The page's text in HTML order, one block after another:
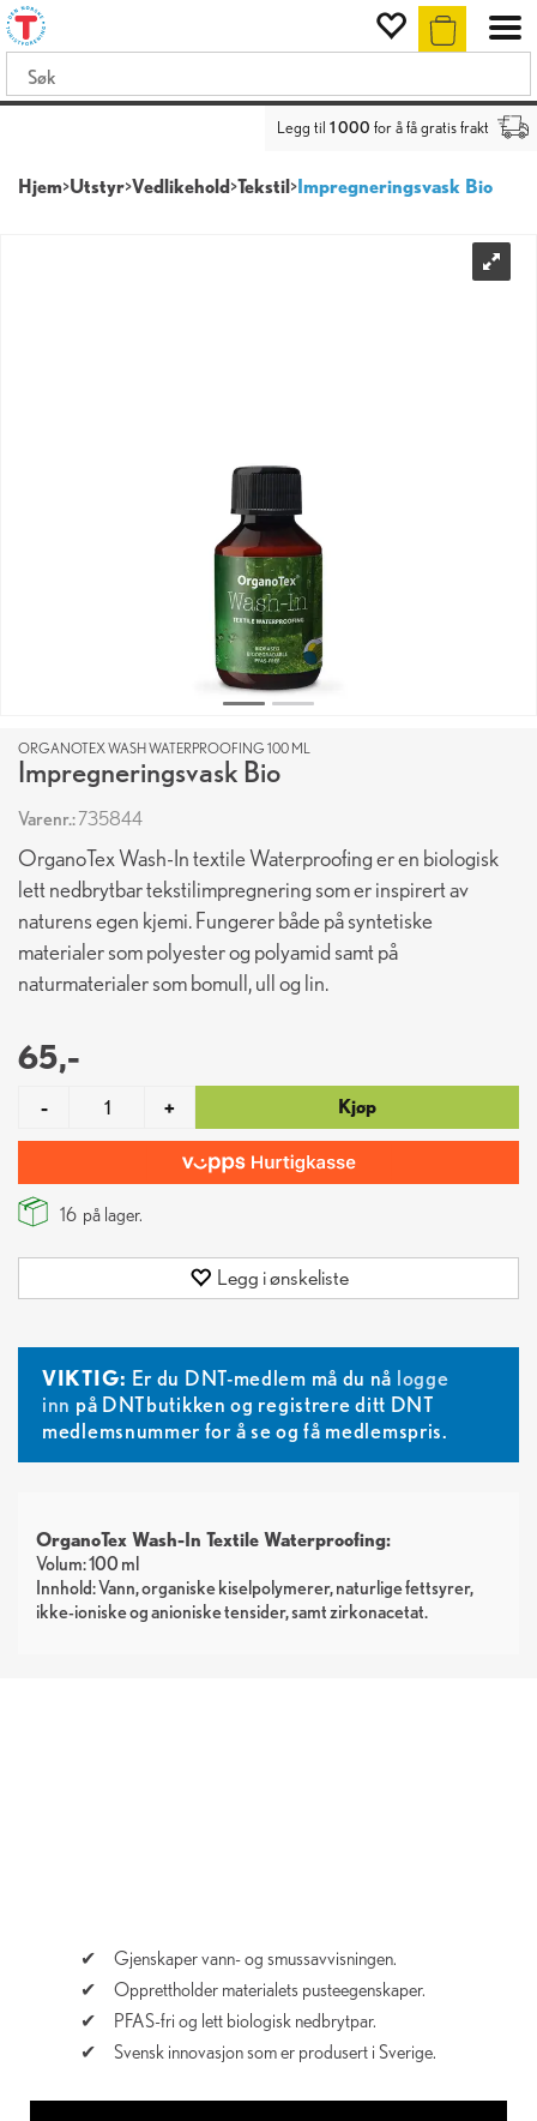
Legg til 1 000 for å få gratis frakt
Hjem>Utstyr>Vedlikehold>Tekstil>Impregneringsvask Bio
ORGANOTEX WASH WATERPROOFING 100 ML
Impregneringsvask Bio
Varenr.:735844
OrganoTex Wash-In textile Waterproofing er en biologisk
lett nedbrytbar tekstilimpregnering som er inspirert av
naturens egen kjemi. Fungerer både på syntetiske
materialer som polyester og polyamid samt på
naturmaterialer som bomull, ull og lin.
65,-
- + Kjøp
16 på lager.
Legg i ønskeliste
VIKTIG: Er du DNT-medlem må du nå logge
inn på DNTbutikken og registrere ditt DNT
medlemsnummer for å se og få medlemspris.
OrganoTex Wash-In Textile Waterproofing:
Volum: 100 ml
Innhold: Vann, organiske kiselpolymerer, naturlige fettsyrer,
ikke-ioniske og anioniske tensider, samt zirkonacetat.
Gjenskaper vann- og smussavvisningen.
Opprettholder materialets pusteegenskaper.
PFAS-fri og lett biologisk nedbrytpar.
Svensk innovasjon som er produsert i Sverige.